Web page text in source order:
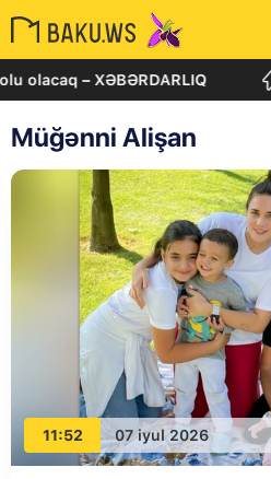
– XƏBƏRDARLIQ
Müğənni Alişan
11:52 07 iyul 2026